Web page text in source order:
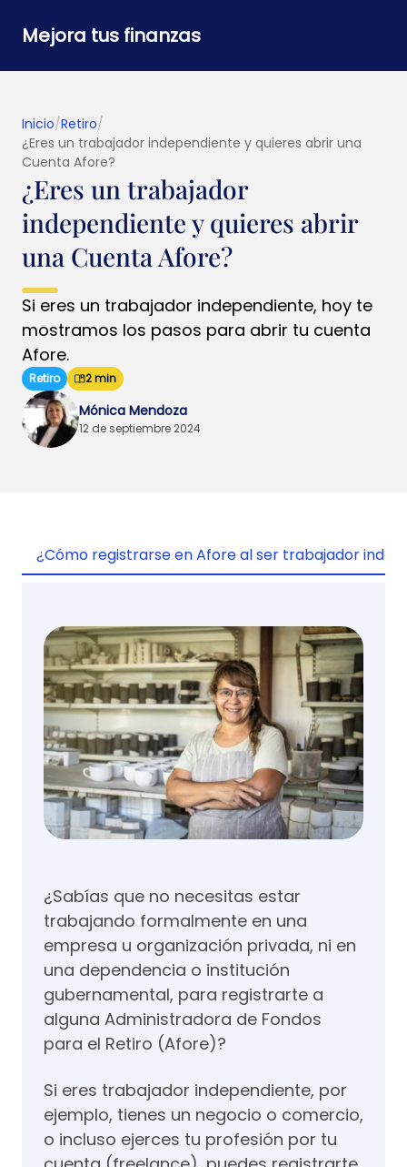
Mejora tus finanzas
Inicio/Retiro/
¿Eres un trabajador independiente y quieres abrir una
Cuenta Afore?
¿Eres un trabajador
independiente y quieres abrir
una Cuenta Afore?
Si eres un trabajador independiente, hoy te
mostramos los pasos para abrir tu cuenta
Afore.
Retiro 2 min
Mónica Mendoza
12 de septiembre 2024
¿Cómo registrarse en Afore al ser trabajador
¿Sabías que no necesitas estar
trabajando formalmente en una
empresa u organización privada, ni en
una dependencia o institución
gubernamental, para registrarte a
alguna Administradora de Fondos
para el Retiro (Afore)?
Si eres trabajador independiente, por
ejemplo, tienes un negocio o comercio,
o incluso ejerces tu profesión por tu